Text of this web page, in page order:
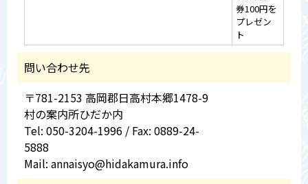
券100円を
プレゼン
ト
問い合わせ先
〒781-2153 高岡郡日高村本郷1478-9
村の案内所ひだか内
Tel: 050-3204-1996 / Fax: 0889-24-
5888
Mail: annaisyo@hidakamura.info